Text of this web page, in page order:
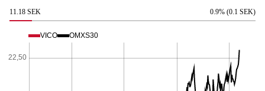
11.18 SEK 0.9% (0.1 SEK)
VICO OMXS30